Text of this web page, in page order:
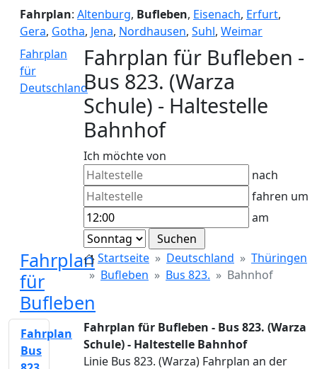
Fahrplan: Altenburg, Bufleben, Eisenach, Erfurt,
Gera, Gotha, Jena, Nordhausen, Suhl, Weimar
Fahrplan
für
Deutschland
Fahrplan für Bufleben -
Bus 823. (Warza
Schule) - Haltestelle
Bahnhof
Ich möchte von
nach
fahren um
am
Fahrplan
für
Bufleben
Startseite Deutschland
Thüringen
Bufleben
Bus 823. Bahnhof
Fahrplan für Bufleben - Bus 823. (Warza
Schule) - Haltestelle Bahnhof
Linie Bus 823. (Warza) Fahrplan an der
Fahrplan
Bus